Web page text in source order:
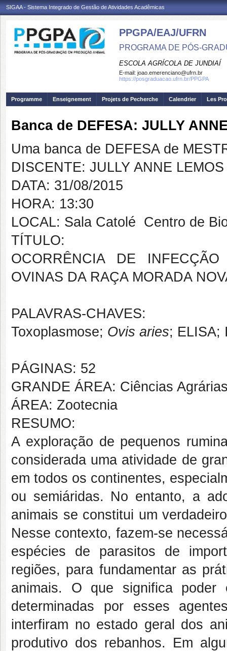
SIGAA - Sistema Integrado de Gestão de Atividades Acadêmicas
PPGPA/EAJ/UFRN
PROGRAMA DE PÓS-
ESCOLA AGRÍCOLA DE JUNDIAÍ
E-mail: joao.emerenciano@ufrn.br
https://posgraduacao.ufrn.br/PPGPA
Programme Enseignement Projets de Pecherche Calendrier Les
Banca de DEFESA: JULLY
Uma banca de DEFESA de
DISCENTE: JULLY ANNE
DATA: 31/08/2015
HORA: 13:30
LOCAL: Sala Catolé  Centro de
TÍTULO:
OCORRÊNCIA DE
OVINAS DA RAÇA MORADA
PALAVRAS-CHAVES:
Toxoplasmose; Ovis aries; ELISA;
PÁGINAS: 52
GRANDE ÁREA: Ciências
ÁREA: Zootecnia
RESUMO:
A exploração de pequenos
considerada uma atividade de
em todos os continentes,
ou semiáridas. No entanto, a
animais se constitui um
Nesse contexto, fazem-se
espécies de parasitos de
regiões, para fundamentar as
animais. O que significa
determinadas por esses
interfiram no estado geral dos
produtivo dos rebanhos. Em